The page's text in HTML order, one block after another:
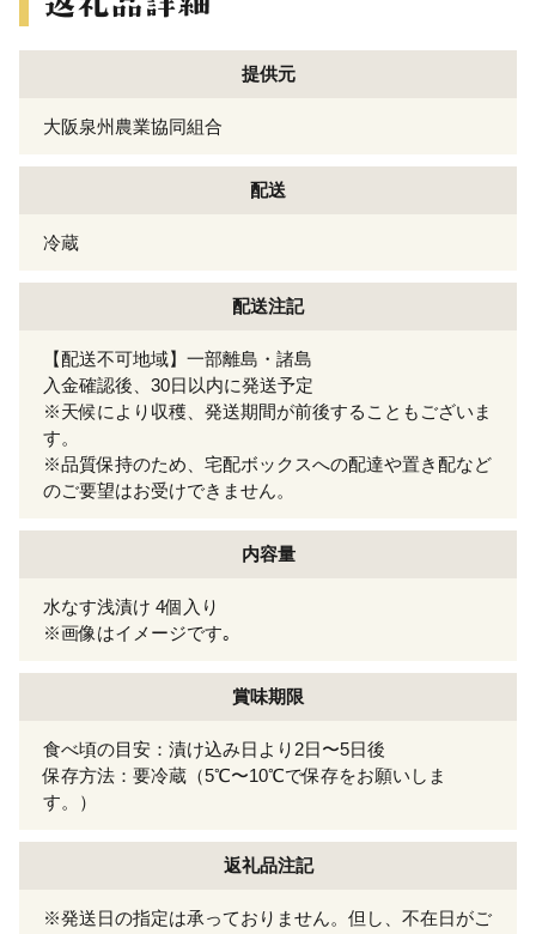
提供元
大阪泉州農業協同組合
配送
冷蔵
配送注記
【配送不可地域】一部離島・諸島
入金確認後、30日以内に発送予定
※天候により収穫、発送期間が前後することもございま
す。
※品質保持のため、宅配ボックスへの配達や置き配など
のご要望はお受けできません。
内容量
水なす浅漬け 4個入り
※画像はイメージです｡
賞味期限
食べ頃の目安：漬け込み日より2日〜5日後
保存方法：要冷蔵（5℃〜10℃で保存をお願いしま
す。）
返礼品注記
※発送日の指定は承っておりません。但し、不在日がご